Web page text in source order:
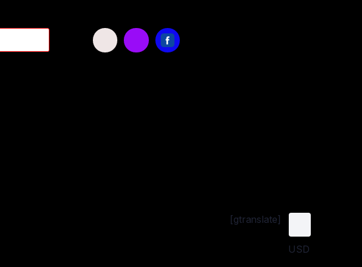
[gtranslate]
USD